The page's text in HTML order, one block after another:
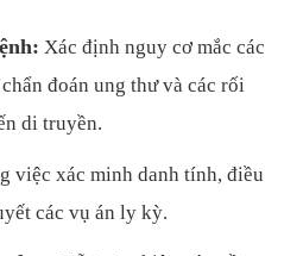
Xác định nguy cơ mắc các
đoán ung thư và các rối
di truyền.
việc xác minh danh tính, điều
các vụ án ly kỳ.